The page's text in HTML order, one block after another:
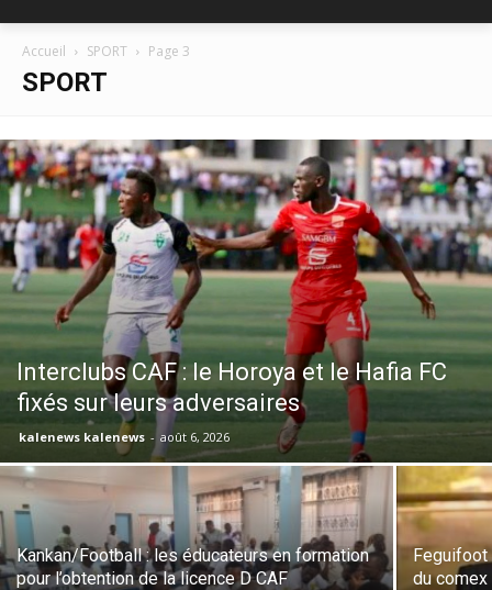
Accueil SPORT Page 3
SPORT
Interclubs CAF : le Horoya et le Hafia FC
fixés sur leurs adversaires
kalenews kalenews - août 6, 2026
Kankan/Football : les éducateurs en formation
pour l’obtention de la licence D CAF
Feguifoot
du comex